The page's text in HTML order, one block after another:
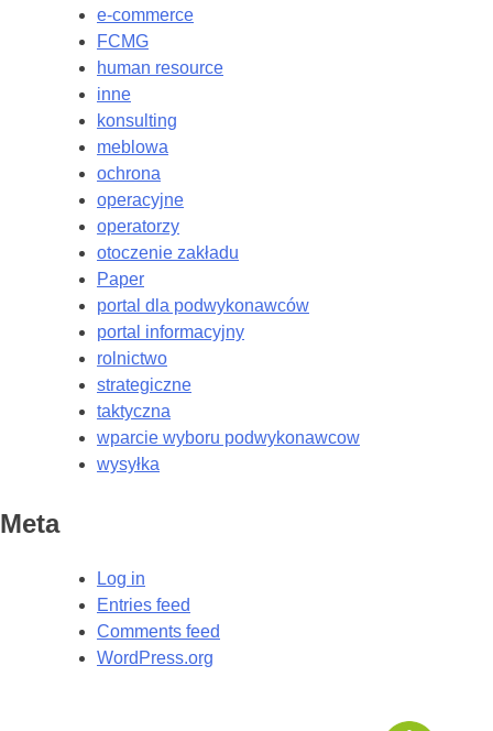
e-commerce
FCMG
human resource
inne
konsulting
meblowa
ochrona
operacyjne
operatorzy
otoczenie zakładu
Paper
portal dla podwykonawców
portal informacyjny
rolnictwo
strategiczne
taktyczna
wparcie wyboru podwykonawcow
wysyłka
Meta
Log in
Entries feed
Comments feed
WordPress.org